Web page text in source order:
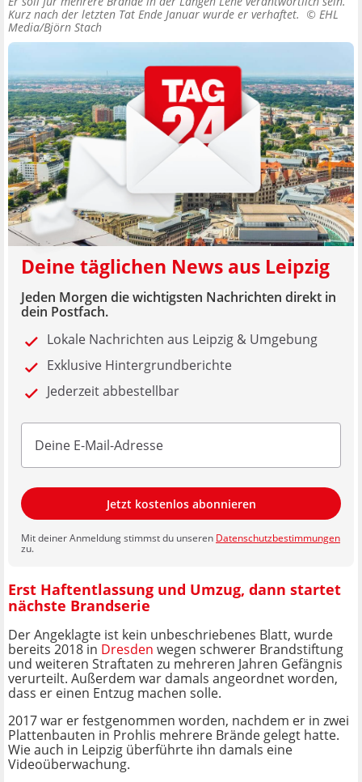
Kurz nach der letzten Tat Ende Januar wurde er verhaftet. © EHL
Media/Björn Stach
Deine täglichen News aus Leipzig
Jeden Morgen die wichtigsten Nachrichten direkt in
dein Postfach.
Lokale Nachrichten aus Leipzig & Umgebung
Exklusive Hintergrundberichte
Jederzeit abbestellbar
Jetzt kostenlos abonnieren
Mit deiner Anmeldung stimmst du unseren Datenschutzbestimmungen
zu.
Erst Haftentlassung und Umzug, dann startet
nächste Brandserie
Der Angeklagte ist kein unbeschriebenes Blatt, wurde
bereits 2018 in Dresden wegen schwerer Brandstiftung
und weiteren Straftaten zu mehreren Jahren Gefängnis
verurteilt. Außerdem war damals angeordnet worden,
dass er einen Entzug machen solle.
2017 war er festgenommen worden, nachdem er in zwei
Plattenbauten in Prohlis mehrere Brände gelegt hatte.
Wie auch in Leipzig überführte ihn damals eine
Videoüberwachung.